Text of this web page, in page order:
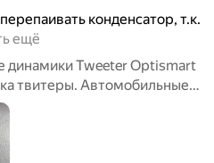
конденсатор, т.к.
ещё
динамики Tweeter Optismart
твитеры. Автомобильные
для авто твиттеры.